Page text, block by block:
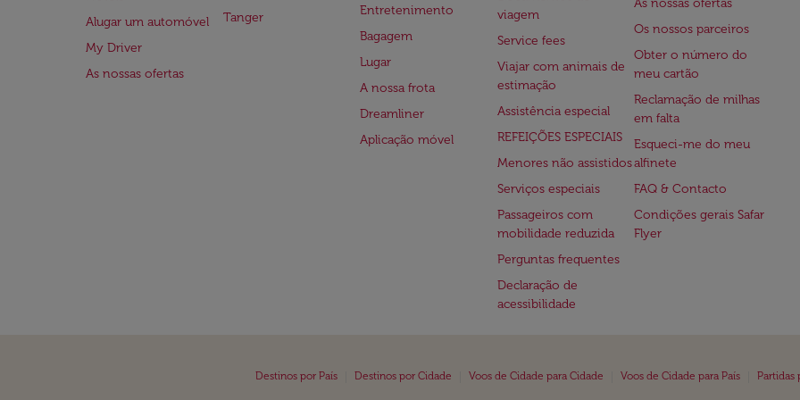
Alugar um automóvel
My Driver
As nossas ofertas
Tanger
Entretenimento
Bagagem
Lugar
A nossa frota
Dreamliner
Aplicação móvel
viagem
Service fees
Viajar com animais de
estimação
Assistência especial
REFEIÇÕES ESPECIAIS
Menores não assistidos
Serviços especiais
Passageiros com
mobilidade reduzida
Perguntas frequentes
Declaração de
acessibilidade
As nossas ofertas
Os nossos parceiros
Obter o número do
meu cartão
Reclamação de milhas
em falta
Esqueci-me do meu
alfinete
FAQ & Contacto
Condições gerais Safar
Flyer
Destinos por País Destinos por Cidade Voos de Cidade para Cidade Voos de Cidade para País Partidas